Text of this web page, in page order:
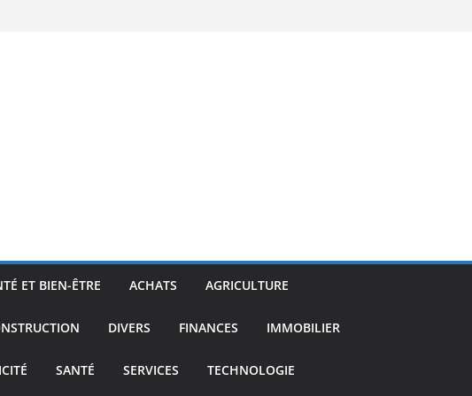
ET BIEN-ÊTRE ACHATS AGRICULTURE
DIVERS FINANCES IMMOBILIER
SANTÉ SERVICES TECHNOLOGIE